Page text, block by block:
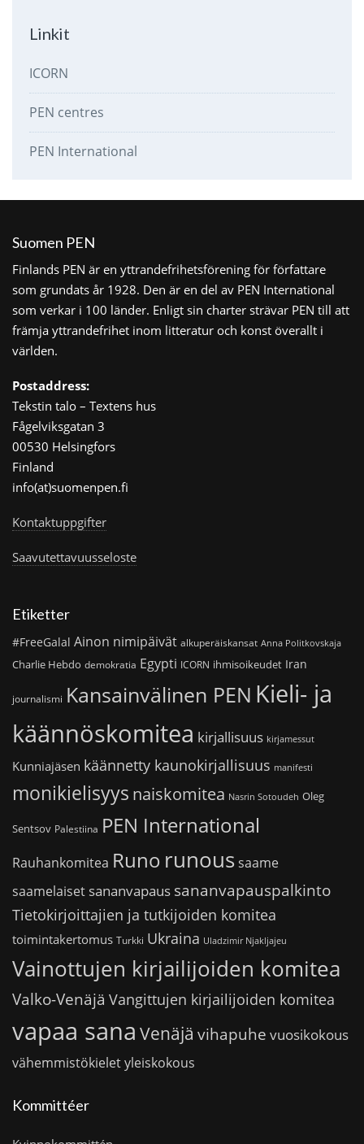
Linkit
ICORN
PEN centres
PEN International
Suomen PEN
Finlands PEN är en yttrandefrihetsförening för författare
som grundats år 1928. Den är en del av PEN International
som verkar i 100 länder. Enligt sin charter strävar PEN till att
främja yttrandefrihet inom litteratur och konst överallt i
världen.
Postaddress:
Tekstin talo – Textens hus
Fågelviksgatan 3
00530 Helsingfors
Finland
info(at)suomenpen.fi
Kontaktuppgifter
Saavutettavuusseloste
Etiketter
#FreeGalal Ainon nimipäivät alkuperäiskansat Anna Politkovskaja
Charlie Hebdo demokratia Egypti ICORN ihmisoikeudet Iran
journalismi Kansainvälinen PEN Kieli- ja
käännöskomitea kirjallisuus kirjamessut
Kunniajäsen käännetty kaunokirjallisuus manifesti
monikielisyys naiskomitea Nasrin Sotoudeh Oleg
Sentsov Palestiina PEN International
Rauhankomitea Runo runoussaame
saamelaiset sananvapaus sananvapauspalkinto
Tietokirjoittajien ja tutkijoiden komitea
toimintakertomus Turkki Ukraina Uladzimir Njakljajeu
Vainottujen kirjailijoiden komitea
Valko-Venäjä Vangittujen kirjailijoiden komitea
vapaa sana Venäjä vihapuhe vuosikokous
vähemmistökieletyleiskokous
Kommittéer